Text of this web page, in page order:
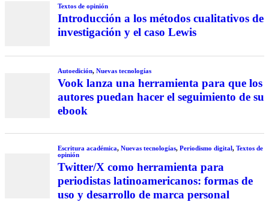
Textos de opinión
Introducción a los métodos cualitativos de
investigación y el caso Lewis
Autoedición, Nuevas tecnologías
Vook lanza una herramienta para que los
autores puedan hacer el seguimiento de su
ebook
Escritura académica, Nuevas tecnologías, Periodismo digital, Textos de
opinión
Twitter/X como herramienta para
periodistas latinoamericanos: formas de
uso y desarrollo de marca personal